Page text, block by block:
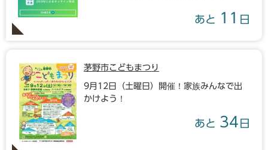
あと 11 日
茅野市こどもまつり
9月12日（土曜日）開催！家族みんなで出
かけよう！
あと 34 日